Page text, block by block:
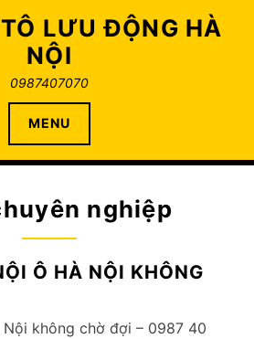
LƯU ĐỘNG HÀ
NỘI
0987407070
MENU
nghiệp
Ô HÀ NỘI KHÔNG
không chờ đợi – 0987 40